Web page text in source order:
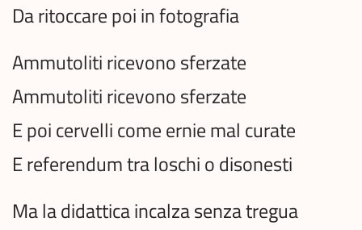
Da ritoccare poi in fotografia
Ammutoliti ricevono sferzate
Ammutoliti ricevono sferzate
E poi cervelli come ernie mal curate
E referendum tra loschi o disonesti
Ma la didattica incalza senza tregua